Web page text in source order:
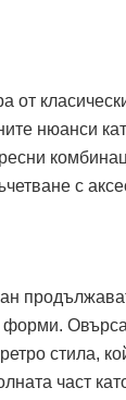
от
нюанси
с
форми.
стила,
част